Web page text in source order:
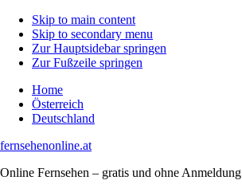
Skip to main content
Skip to secondary menu
Zur Hauptsidebar springen
Zur Fußzeile springen
Home
Österreich
Deutschland
fernsehenonline.at
Online Fernsehen – gratis und ohne Anmeldung